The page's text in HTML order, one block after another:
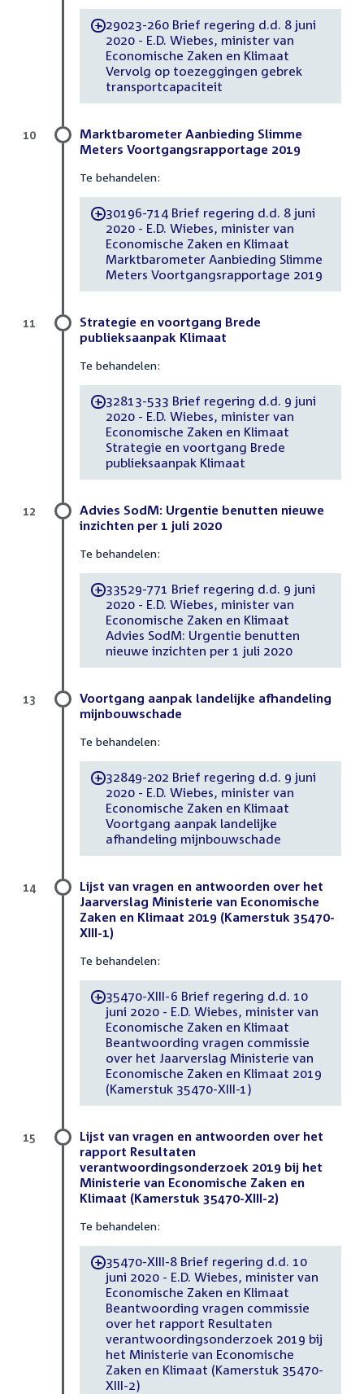
-29023-260 Brief regering d.d. 8 juni
2020 - E.D. Wiebes, minister van
Economische Zaken en Klimaat
Vervolg op toezeggingen gebrek
transportcapaciteit
Marktbarometer Aanbieding Slimme
Meters Voortgangsrapportage 2019
Te behandelen:
-30196-714 Brief regering d.d. 8 juni
2020 - E.D. Wiebes, minister van
Economische Zaken en Klimaat
Marktbarometer Aanbieding Slimme
Meters Voortgangsrapportage 2019
10
Strategie en voortgang Brede
publieksaanpak Klimaat
Te behandelen:
-32813-533 Brief regering d.d. 9 juni
2020 - E.D. Wiebes, minister van
Economische Zaken en Klimaat
Strategie en voortgang Brede
publieksaanpak Klimaat
11
Advies SodM: Urgentie benutten nieuwe
inzichten per 1 juli 2020
Te behandelen:
-33529-771 Brief regering d.d. 9 juni
2020 - E.D. Wiebes, minister van
Economische Zaken en Klimaat
Advies SodM: Urgentie benutten
nieuwe inzichten per 1 juli 2020
12
Voortgang aanpak landelijke afhandeling
mijnbouwschade
Te behandelen:
-32849-202 Brief regering d.d. 9 juni
2020 - E.D. Wiebes, minister van
Economische Zaken en Klimaat
Voortgang aanpak landelijke
afhandeling mijnbouwschade
13
Lijst van vragen en antwoorden over het
Jaarverslag Ministerie van Economische
Zaken en Klimaat 2019 (Kamerstuk 35470-
XIII-1)
Te behandelen:
-35470-XIII-6 Brief regering d.d. 10
juni 2020 - E.D. Wiebes, minister van
Economische Zaken en Klimaat
Beantwoording vragen commissie
over het Jaarverslag Ministerie van
Economische Zaken en Klimaat 2019
(Kamerstuk 35470-XIII-1)
14
Lijst van vragen en antwoorden over het
rapport Resultaten
verantwoordingsonderzoek 2019 bij het
Ministerie van Economische Zaken en
Klimaat (Kamerstuk 35470-XIII-2)
Te behandelen:
-35470-XIII-8 Brief regering d.d. 10
juni 2020 - E.D. Wiebes, minister van
Economische Zaken en Klimaat
Beantwoording vragen commissie
over het rapport Resultaten
verantwoordingsonderzoek 2019 bij
het Ministerie van Economische
Zaken en Klimaat (Kamerstuk 35470-
XIII-2)
15